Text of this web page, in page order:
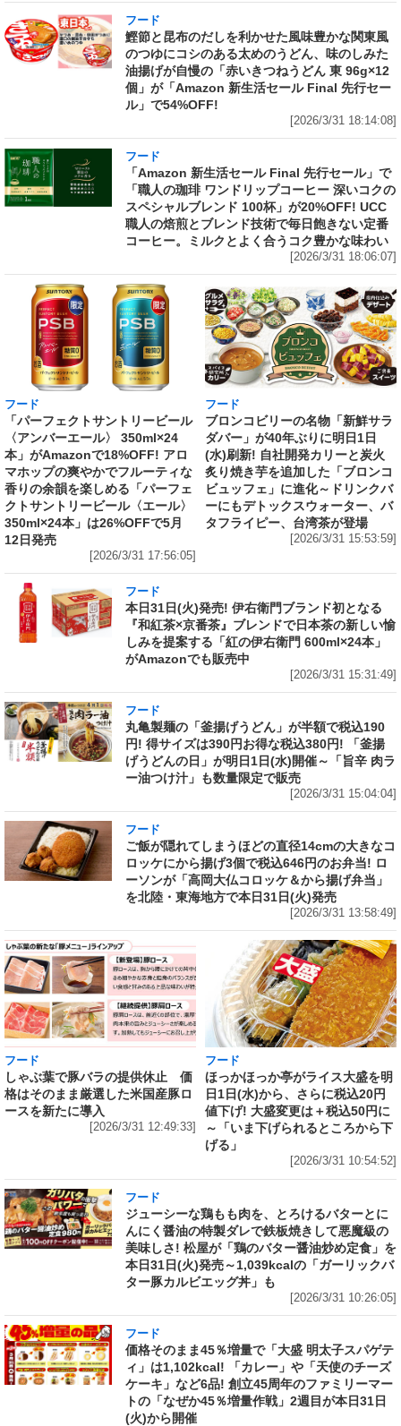
フード
鰹節と昆布のだしを利かせた風味豊かな関東風
のつゆにコシのある太めのうどん、味のしみた
油揚げが自慢の「赤いきつねうどん 東 96g×12
個」が「Amazon 新生活セール Final 先行セー
ル」で54%OFF!
[2026/3/31 18:14:08]
フード
「Amazon 新生活セール Final 先行セール」で
「職人の珈琲 ワンドリップコーヒー 深いコクの
スペシャルブレンド 100杯」が20%OFF! UCC
職人の焙煎とブレンド技術で毎日飽きない定番
コーヒー。ミルクとよく合うコク豊かな味わい
[2026/3/31 18:06:07]
フード
「パーフェクトサントリービール
〈アンバーエール〉 350ml×24
本」がAmazonで18%OFF! アロ
マホップの爽やかでフルーティな
香りの余韻を楽しめる「パーフェ
クトサントリービール〈エール〉
350ml×24本」は26%OFFで5月
12日発売
[2026/3/31 17:56:05]
フード
ブロンコビリーの名物「新鮮サラ
ダバー」が40年ぶりに明日1日
(水)刷新! 自社開発カリーと炭火
炙り焼き芋を追加した「ブロンコ
ビュッフェ」に進化～ドリンクバ
ーにもデトックスウォーター、バ
タフライピー、台湾茶が登場
[2026/3/31 15:53:59]
フード
本日31日(火)発売! 伊右衛門ブランド初となる
『和紅茶×京番茶』ブレンドで日本茶の新しい愉
しみを提案する「紅の伊右衛門 600ml×24本」
がAmazonでも販売中
[2026/3/31 15:31:49]
フード
丸亀製麺の「釜揚げうどん」が半額で税込190
円! 得サイズは390円お得な税込380円! 「釜揚
げうどんの日」が明日1日(水)開催～「旨辛 肉ラ
ー油つけ汁」も数量限定で販売
[2026/3/31 15:04:04]
フード
ご飯が隠れてしまうほどの直径14cmの大きなコ
ロッケにから揚げ3個で税込646円のお弁当! ロ
ーソンが「高岡大仏コロッケ＆から揚げ弁当」
を北陸・東海地方で本日31日(火)発売
[2026/3/31 13:58:49]
フード
しゃぶ葉で豚バラの提供休止 価
格はそのまま厳選した米国産豚ロ
ースを新たに導入
[2026/3/31 12:49:33]
フード
ほっかほっか亭がライス大盛を明
日1日(水)から、さらに税込20円
値下げ! 大盛変更は＋税込50円に
～「いま下げられるところから下
げる」
[2026/3/31 10:54:52]
フード
ジューシーな鶏もも肉を、とろけるバターとに
んにく醤油の特製ダレで鉄板焼きして悪魔級の
美味しさ! 松屋が「鶏のバター醤油炒め定食」を
本日31日(火)発売～1,039kcalの「ガーリックバ
ター豚カルビエッグ丼」も
[2026/3/31 10:26:05]
フード
価格そのまま45％増量で「大盛 明太子スパゲテ
ィ」は1,102kcal! 「カレー」や「天使のチーズ
ケーキ」など6品! 創立45周年のファミリーマー
トの「なぜか45％増量作戦」2週目が本日31日
(火)から開催